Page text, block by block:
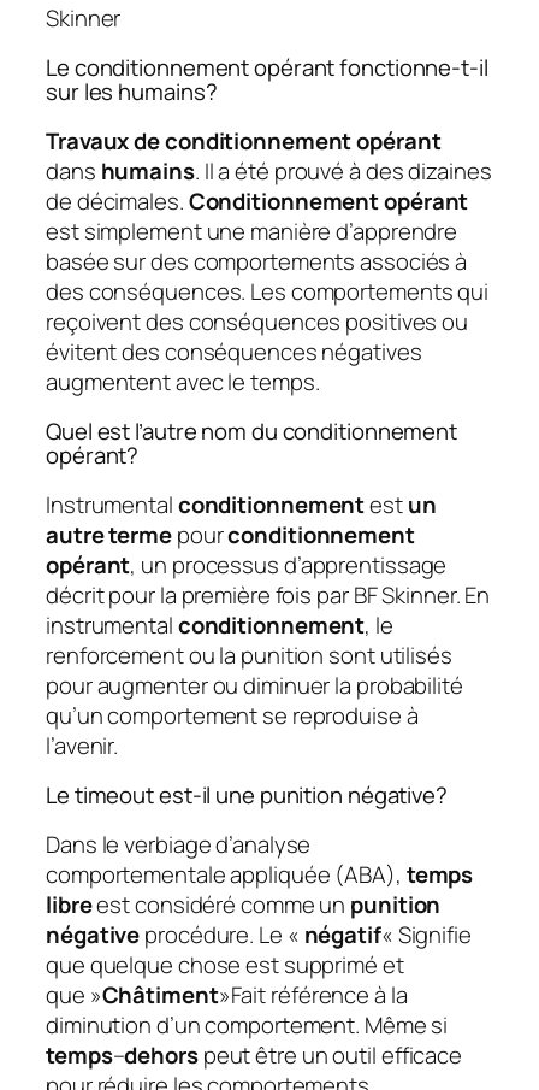
Skinner
Le conditionnement opérant fonctionne-t-il
sur les humains?
Travaux de conditionnement opérant
dans humains. Il a été prouvé à des dizaines
de décimales.Conditionnement opérant
est simplement une manière d’apprendre
basée sur des comportements associés à
des conséquences. Les comportements qui
reçoivent des conséquences positives ou
évitent des conséquences négatives
augmentent avec le temps.
Quel est l’autre nom du conditionnement
opérant?
Instrumentalconditionnementestun
autre termepourconditionnement
opérant, un processus d’apprentissage
décrit pour la première fois par BF Skinner. En
instrumentalconditionnement, le
renforcement ou la punition sont utilisés
pour augmenter ou diminuer la probabilité
qu’un comportement se reproduise à
l’avenir.
Le timeout est-il une punition négative?
Dans le verbiage d’analyse
comportementale appliquée (ABA), temps
libreest considéré comme un punition
négativeprocédure. Le « négatif« Signifie
que quelque chose est supprimé et
que »Châtiment»Fait référence à la
diminution d’un comportement. Même si
temps–dehorspeut être un outil efficace